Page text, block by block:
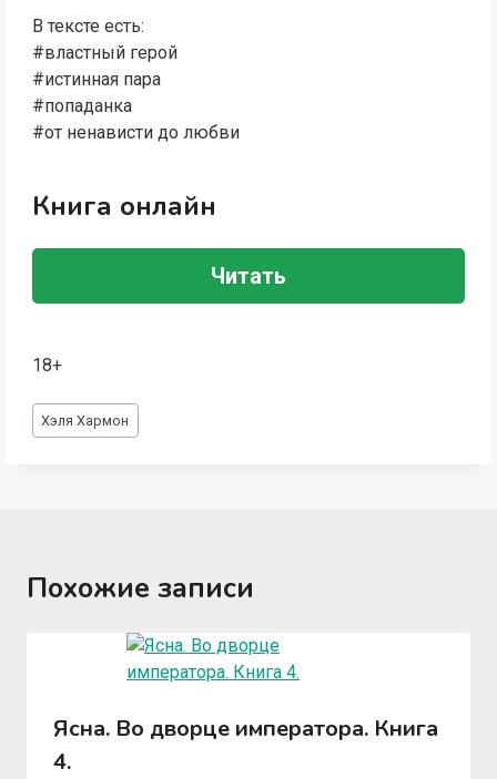
В тексте есть:
#властный герой
#истинная пара
#попаданка
#от ненависти до любви
Книга онлайн
Читать
18+
Метки
записи:
Хэля Хармон
Похожие записи
Ясна. Во дворце императора. Книга
4.